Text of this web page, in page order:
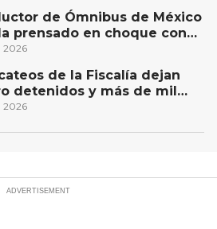
de Ómnibus de México
prensado en choque con
en San Juan del Río
2026
de la Fiscalía dejan
detenidos y más de mil
aseguradas en Querétaro
2026